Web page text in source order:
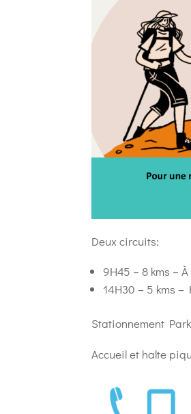
Deux circuits:
9H45 – 8 kms –
14H30 – 5 kms –
Stationnement
Accueil et halte